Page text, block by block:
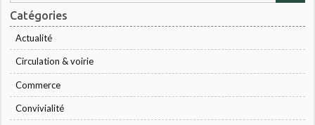
Catégories
Actualité
Circulation & voirie
Commerce
Convivialité